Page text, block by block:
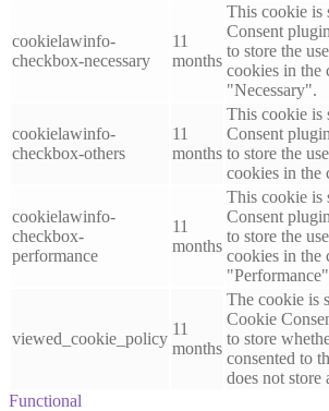
cookielawinfo-
checkbox-necessary
11
months
This cookie is
Consent
to store the
cookies in the
"Necessary".
cookielawinfo-
checkbox-others
11
months
This cookie is
Consent
to store the
cookies in the
cookielawinfo-
checkbox-
performance
11
months
This cookie is
Consent
to store the
cookies in the
viewed_cookie_policy
11
months
The cookie is
Cookie
to store
consented to
does not store
Functional